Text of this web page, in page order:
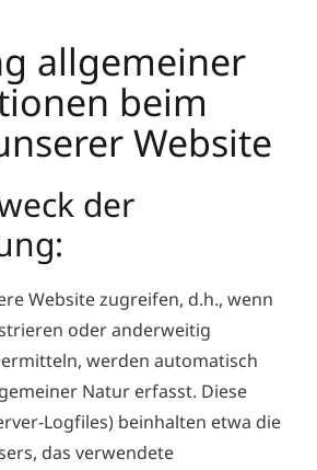
allgemeiner
beim
Website
der
Website zugreifen, d.h., wenn
oder anderweitig
werden automatisch
Natur erfasst. Diese
Logfiles) beinhalten etwa die
das verwendete